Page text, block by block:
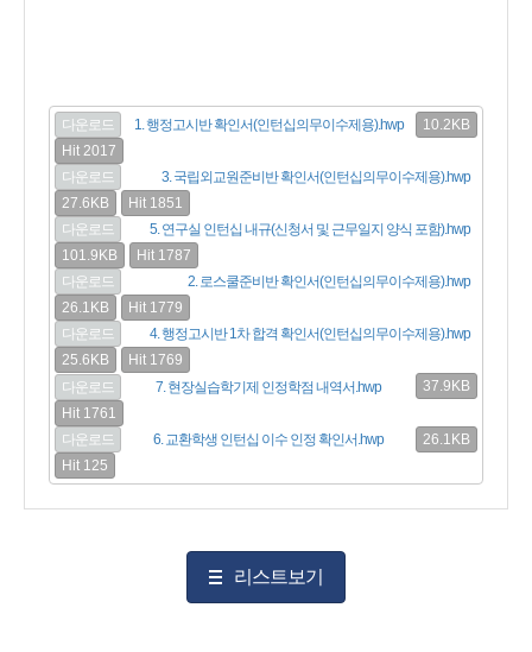
다운로드 1. 행정고시반 확인서(인턴십의무이수제용).hwp
10.2KB
Hit 2017
다운로드
3. 국립외교원준비반 확인서(인턴십의무이수제용).hwp
27.6KB
Hit 1851
다운로드
5. 연구실 인턴십 내규(신청서 및 근무일지 양식 포함).hwp
101.9KB
Hit 1787
다운로드
2. 로스쿨준비반 확인서(인턴십의무이수제용).hwp
26.1KB
Hit 1779
다운로드
4. 행정고시반 1차 합격 확인서(인턴십의무이수제용).hwp
25.6KB
Hit 1769
다운로드
7. 현장실습학기제 인정학점 내역서.hwp
37.9KB
Hit 1761
다운로드
6. 교환학생 인턴십 이수 인정 확인서.hwp
26.1KB
Hit 125
리스트보기